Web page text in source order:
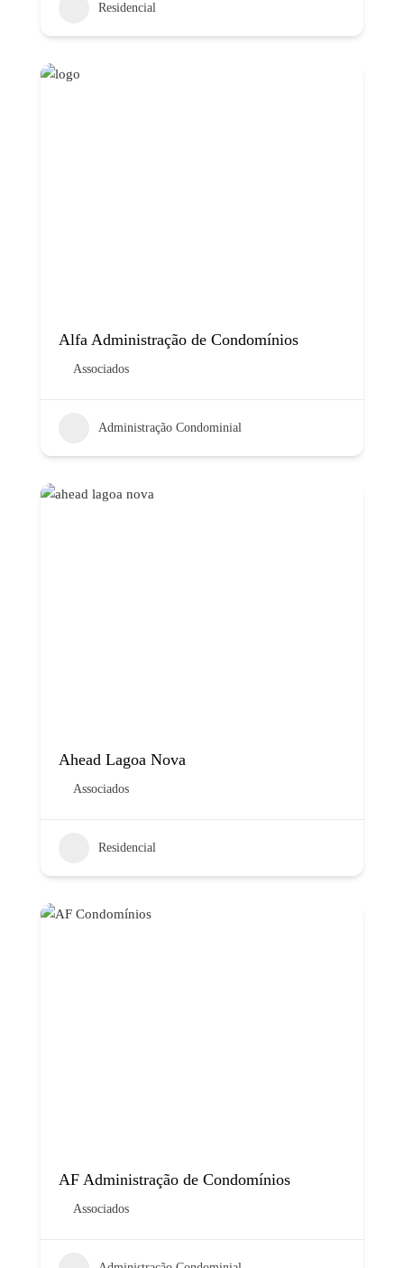
Residencial
Alfa Administração de Condomínios
Associados
Administração Condominial
Ahead Lagoa Nova
Associados
Residencial
AF Administração de Condomínios
Associados